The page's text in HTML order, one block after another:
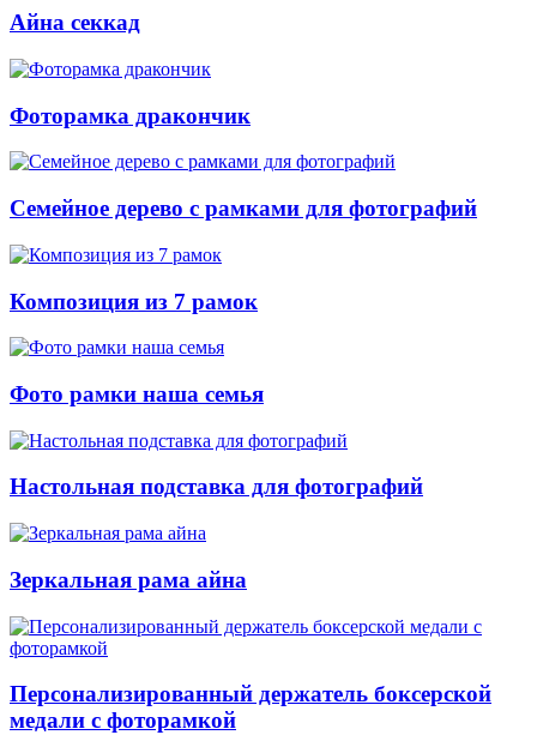
Айна секкад
Фоторамка дракончик
Семейное дерево с рамками для фотографий
Композиция из 7 рамок
Фото рамки наша семья
Настольная подставка для фотографий
Зеркальная рама айна
Персонализированный держатель боксерской
медали с фоторамкой